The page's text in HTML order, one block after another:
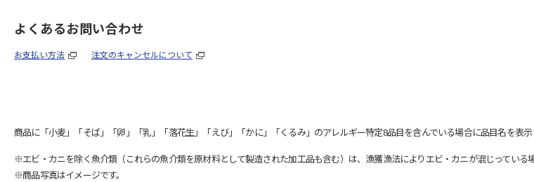
よくあるお問い合わせ
お支払い方法 注文のキャンセルについて
商品に「小麦」「そば」「卵」「乳」「落花生」「えび」「かに」「くるみ」のアレルギー特定8品目を含んでいる場合に品目名を表示
※エビ・カニを除く魚介類（これらの魚介類を原材料として製造された加工品も含む）は、漁獲漁法によりエビ・カニが混じってい
※商品写真はイメージです。